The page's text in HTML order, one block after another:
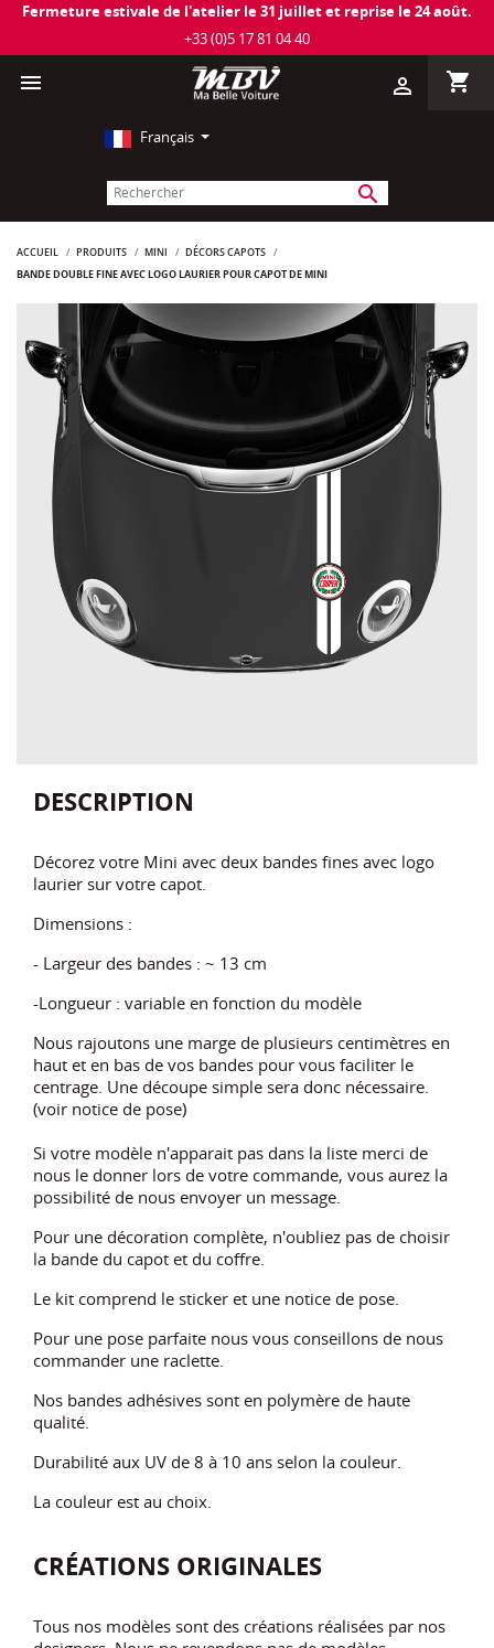
Fermeture estivale de l'atelier le 31 juillet et reprise le 24 août.
+33 (0)5 17 81 04 40
 shopping_cart
person_outline
Français
search
ACCUEIL PRODUITS MINI
DÉCORS CAPOTS
BANDE DOUBLE FINE AVEC LOGO LAURIER POUR CAPOT DE MINI
DESCRIPTION
Décorez votre Mini avec deux bandes fines avec logo
laurier sur votre capot.
Dimensions :
- Largeur des bandes : ~ 13 cm
-Longueur : variable en fonction du modèle
Nous rajoutons une marge de plusieurs centimètres en
haut et en bas de vos bandes pour vous faciliter le
centrage. Une découpe simple sera donc nécessaire.
(voir notice de pose)
Si votre modèle n'apparait pas dans la liste merci de
nous le donner lors de votre commande, vous aurez la
possibilité de nous envoyer un message.
Pour une décoration complète, n'oubliez pas de choisir
la bande du capot et du coffre.
Le kit comprend le sticker et une notice de pose.
Pour une pose parfaite nous vous conseillons de nous
commander une raclette.
Nos bandes adhésives sont en polymère de haute
qualité.
Durabilité aux UV de 8 à 10 ans selon la couleur.
La couleur est au choix.
CRÉATIONS ORIGINALES
Tous nos modèles sont des créations réalisées par nos